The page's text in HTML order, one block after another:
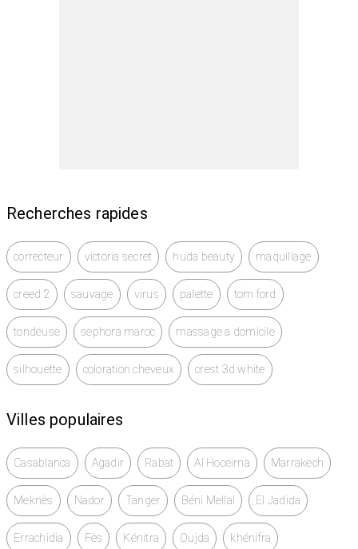
Recherches rapides
correcteur victoria secret huda beauty maquillage
creed 2 sauvage virus palette tom ford
tondeuse sephora maroc massage a domicile
silhouette coloration cheveux crest 3d white
Villes populaires
Casablanca Agadir Rabat Al Hoceïma Marrakech
Meknès Nador Tanger Béni Mellal El Jadida
Errachidia Fès Kénitra Oujda khénifra